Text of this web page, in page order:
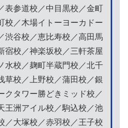
表参道校／中目黒校／金町
校／木場イトーヨーカドー
渋谷校／恵比寿校／高田馬
宿校／神楽坂校／三軒茶屋
水校／麹町半蔵門校／北千
草校／上野校／蒲田校／銀
クタワー勝どきミッド校／
王洲アイル校／駒込校／池
／大塚校／赤羽校／王子校